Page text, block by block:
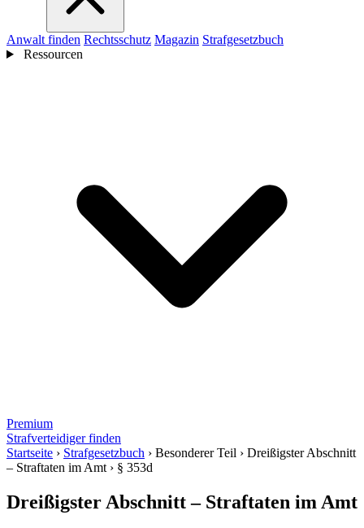
Anwalt finden Rechtsschutz Magazin Strafgesetzbuch
Ressourcen
Premium
Strafverteidiger finden
Startseite › Strafgesetzbuch › Besonderer Teil › Dreißigster Abschnitt
– Straftaten im Amt › § 353d
Dreißigster Abschnitt – Straftaten im Amt